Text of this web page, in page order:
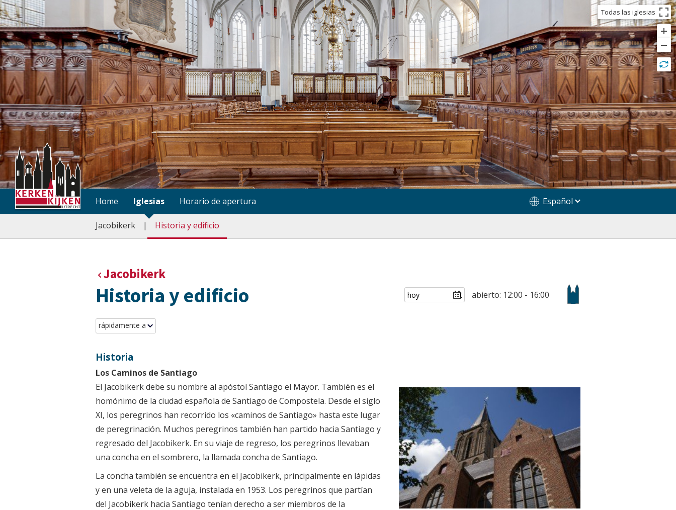
Todas las iglesias
Home Iglesias
Jacobikerk Historia y edificio
Horario de apertura Español
Jacobikerk
Historia y edificio abierto: 12:00 - 16:00
rápidamente a
Historia
Los Caminos de Santiago
El Jacobikerk debe su nombre al apóstol Santiago el Mayor. También es el
homónimo de la ciudad española de Santiago de Compostela. Desde el siglo
XI, los peregrinos han recorrido los «caminos de Santiago» hasta este lugar
de peregrinación. Muchos peregrinos también han partido hacia Santiago y
regresado del Jacobikerk. En su viaje de regreso, los peregrinos llevaban
una concha en el sombrero, la llamada concha de Santiago.
La concha también se encuentra en el Jacobikerk, principalmente en lápidas
y en una veleta de la aguja, instalada en 1953. Los peregrinos que partían
del Jacobikerk hacia Santiago tenían derecho a ser miembros de la